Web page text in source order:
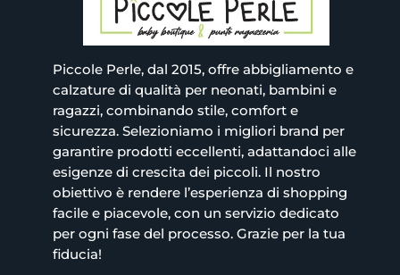
Piccole Perle, dal 2015, offre abbigliamento e
calzature di qualità per neonati, bambini e
ragazzi, combinando stile, comfort e
sicurezza. Selezioniamo i migliori brand per
garantire prodotti eccellenti, adattandoci alle
esigenze di crescita dei piccoli. Il nostro
obiettivo è rendere l’esperienza di shopping
facile e piacevole, con un servizio dedicato
per ogni fase del processo. Grazie per la tua
fiducia!